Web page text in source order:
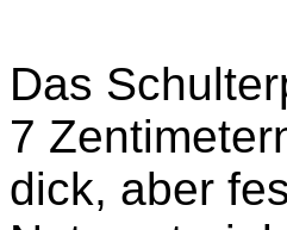
Das
7
dick, aber